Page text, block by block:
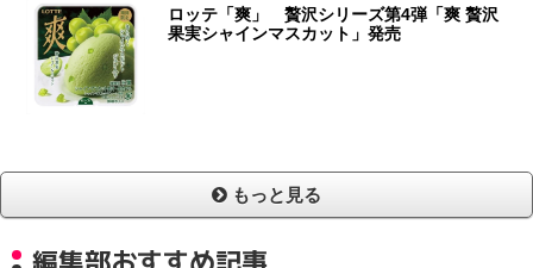
ロッテ「爽」 贅沢シリーズ第4弾「爽 贅沢
果実シャインマスカット」発売
もっと見る